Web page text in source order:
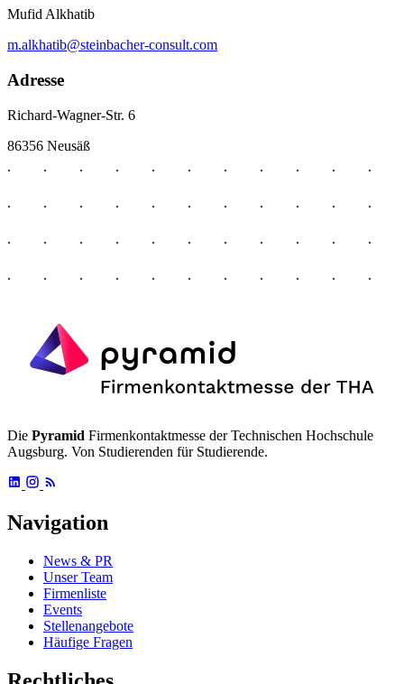
Mufid Alkhatib
m.alkhatib@steinbacher-consult.com
Adresse
Richard-Wagner-Str. 6
86356 Neusäß
Die Pyramid Firmenkontaktmesse der Technischen Hochschule
Augsburg. Von Studierenden für Studierende.
Navigation
News & PR
Unser Team
Firmenliste
Events
Stellenangebote
Häufige Fragen